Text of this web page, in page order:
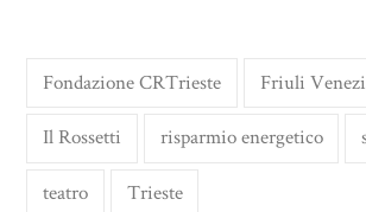
Fondazione CRTrieste Friuli
Il Rossetti risparmio energetico
teatro Trieste